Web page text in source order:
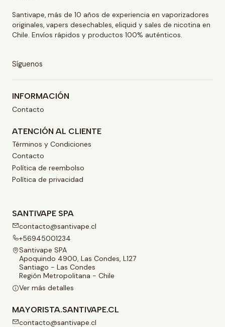
Santivape, más de 10 años de experiencia en vaporizadores
originales, vapers desechables, eliquid y sales de nicotina en
Chile. Envíos rápidos y productos 100% auténticos.
Síguenos
INFORMACIÓN
Contacto
ATENCIÓN AL CLIENTE
Términos y Condiciones
Contacto
Política de reembolso
Política de privacidad
SANTIVAPE SPA
contacto@santivape.cl
+56945001234
Santivape SPA
Apoquindo 4900, Las Condes, L127
Santiago - Las Condes
Región Metropolitana - Chile
Ver más detalles
MAYORISTA.SANTIVAPE.CL
contacto@santivape.cl